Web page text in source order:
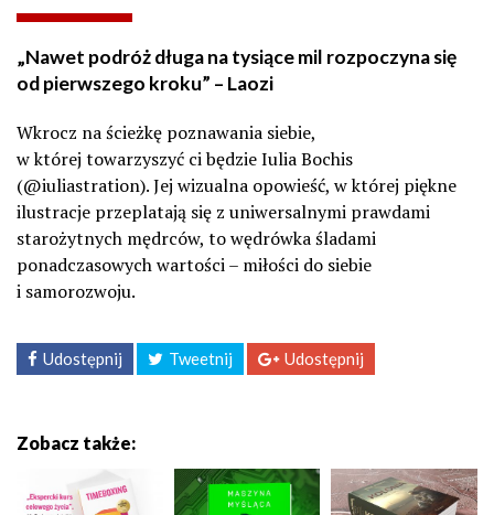
„Nawet podróż długa na tysiące mil rozpoczyna się
od pierwszego kroku” – Laozi
Wkrocz na ścieżkę poznawania siebie,
w której towarzyszyć ci będzie Iulia Bochis
(@iuliastration). Jej wizualna opowieść, w której piękne
ilustracje przeplatają się z uniwersalnymi prawdami
starożytnych mędrców, to wędrówka śladami
ponadczasowych wartości – miłości do siebie
i samorozwoju.
Udostępnij Tweetnij Udostępnij
Zobacz także: